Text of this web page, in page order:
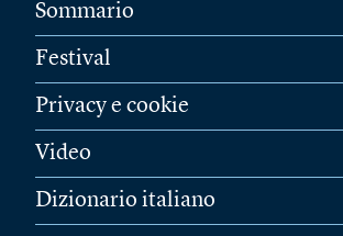
Sommario
Festival
Privacy e cookie
Video
Dizionario italiano